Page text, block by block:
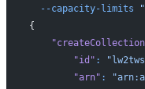
  --capacity-limits
{
        "id"
:
        "arn"
: